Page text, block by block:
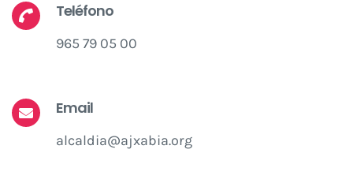
Teléfono
965 79 05 00
Email
alcaldia@ajxabia.org